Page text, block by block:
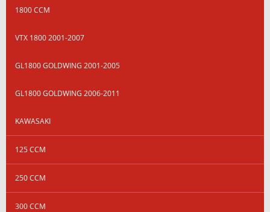
1800 CCM
VTX 1800 2001-2007
GL1800 GOLDWING 2001-2005
GL1800 GOLDWING 2006-2011
KAWASAKI
125 CCM
250 CCM
300 CCM